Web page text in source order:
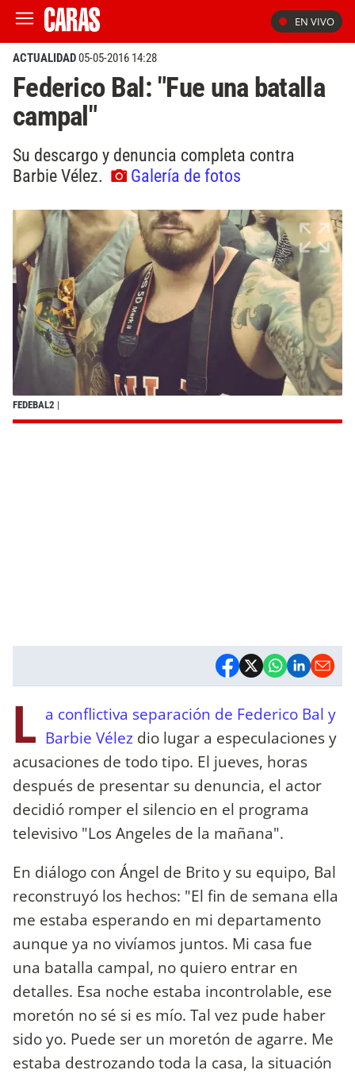
EN VIVO
ACTUALIDAD05-05-2016 14:28
Federico Bal: "Fue una batalla
campal"
Su descargo y denuncia completa contra
Barbie Vélez.
Galería de fotos
FEDEBAL2 |
L a conflictiva separación de Federico Bal y
Barbie Vélez dio lugar a especulaciones y
acusaciones de todo tipo. El jueves, horas
después de presentar su denuncia, el actor
decidió romper el silencio en el programa
televisivo "Los Angeles de la mañana".
En diálogo con Ángel de Brito y su equipo, Bal
reconstruyó los hechos: "El fin de semana ella
me estaba esperando en mi departamento
aunque ya no vivíamos juntos. Mi casa fue
una batalla campal, no quiero entrar en
detalles. Esa noche estaba incontrolable, ese
moretón no sé si es mío. Tal vez pude haber
sido yo. Puede ser un moretón de agarre. Me
estaba destrozando toda la casa, la situación